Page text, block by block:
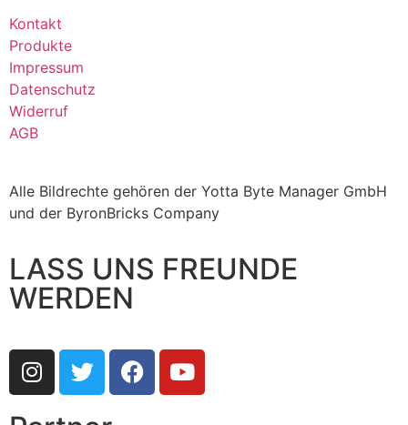
Kontakt
Produkte
Impressum
Datenschutz
Widerruf
AGB
Alle Bildrechte gehören der Yotta Byte Manager GmbH
und der ByronBricks Company
LASS UNS FREUNDE
WERDEN